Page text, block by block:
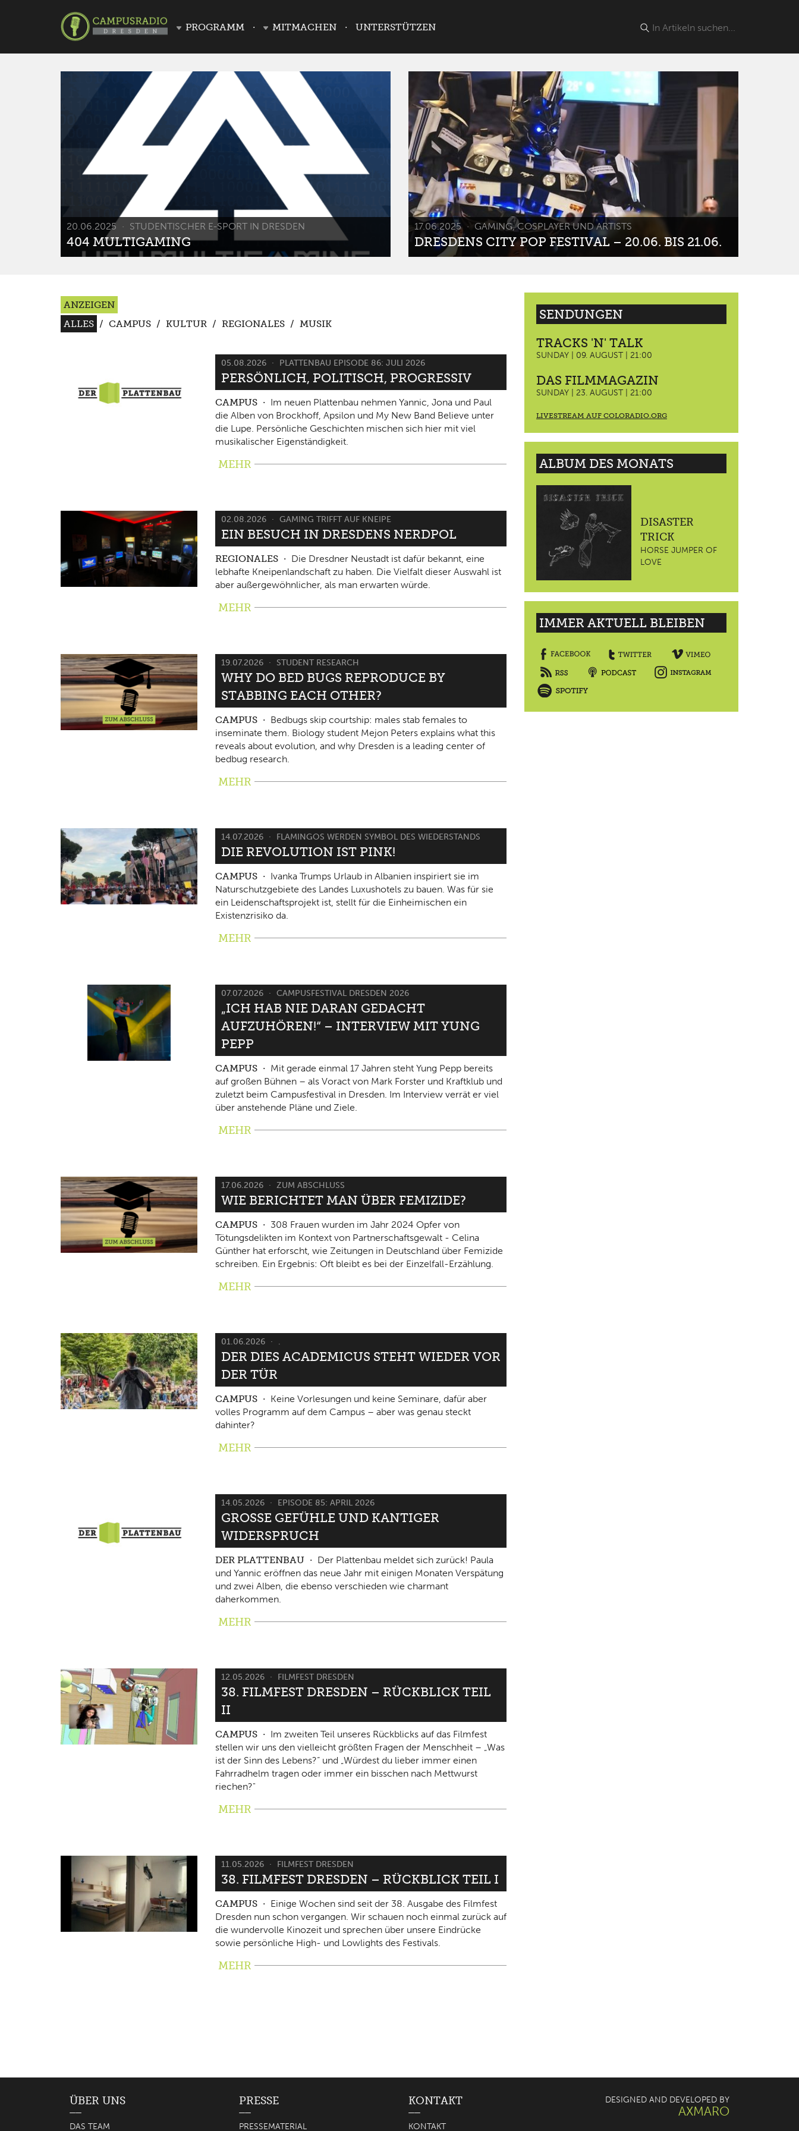
PROGRAMM MITMACHEN UNTERSTÜTZEN
20.06.2025 STUDENTISCHER E-SPORT IN DRESDEN
404 MULTIGAMING
17.06.2025 GAMING, COSPLAYER UND ARTISTS
DRESDENS CITY POP FESTIVAL – 20.06. BIS 21.06.
ANZEIGEN
ALLES / CAMPUS / KULTUR / REGIONALES / MUSIK
05.08.2026 PLATTENBAU EPISODE 86: JULI 2026
PERSÖNLICH, POLITISCH, PROGRESSIV
CAMPUS
Im neuen Plattenbau nehmen Yannic, Jona und Paul
die Alben von Brockhoff, Apsilon und My New Band Believe unter
die Lupe. Persönliche Geschichten mischen sich hier mit viel
musikalischer Eigenständigkeit.
MEHR
02.08.2026 GAMING TRIFFT AUF KNEIPE
EIN BESUCH IN DRESDENS NERDPOL
REGIONALES
Die Dresdner Neustadt ist dafür bekannt, eine
lebhafte Kneipenlandschaft zu haben. Die Vielfalt dieser Auswahl ist
aber außergewöhnlicher, als man erwarten würde.
MEHR
19.07.2026 STUDENT RESEARCH
WHY DO BED BUGS REPRODUCE BY
STABBING EACH OTHER?
CAMPUS
Bedbugs skip courtship: males stab females to
inseminate them. Biology student Mejon Peters explains what this
reveals about evolution, and why Dresden is a leading center of
bedbug research.
MEHR
14.07.2026 FLAMINGOS WERDEN SYMBOL DES WIEDERSTANDS
DIE REVOLUTION IST PINK!
CAMPUS
Ivanka Trumps Urlaub in Albanien inspiriert sie im
Naturschutzgebiete des Landes Luxushotels zu bauen. Was für sie
ein Leidenschaftsprojekt ist, stellt für die Einheimischen ein
Existenzrisiko da.
MEHR
07.07.2026 CAMPUSFESTIVAL DRESDEN 2026
„ICH HAB NIE DARAN GEDACHT
AUFZUHÖREN!“ – INTERVIEW MIT YUNG
PEPP
CAMPUS
Mit gerade einmal 17 Jahren steht Yung Pepp bereits
auf großen Bühnen – als Voract von Mark Forster und Kraftklub und
zuletzt beim Campusfestival in Dresden. Im Interview verrät er viel
über anstehende Pläne und Ziele.
MEHR
17.06.2026 ZUM ABSCHLUSS
WIE BERICHTET MAN ÜBER FEMIZIDE?
CAMPUS
308 Frauen wurden im Jahr 2024 Opfer von
Tötungsdelikten im Kontext von Partnerschaftsgewalt - Celina
Günther hat erforscht, wie Zeitungen in Deutschland über Femizide
schreiben. Ein Ergebnis: Oft bleibt es bei der Einzelfall-Erzählung.
MEHR
01.06.2026 .
DER DIES ACADEMICUS STEHT WIEDER VOR
DER TÜR
CAMPUS
Keine Vorlesungen und keine Seminare, dafür aber
volles Programm auf dem Campus – aber was genau steckt
dahinter?
MEHR
14.05.2026 EPISODE 85: APRIL 2026
GROSSE GEFÜHLE UND KANTIGER W
IDERSPRUCH
DER PLATTENBAU
Der Plattenbau meldet sich zurück! Paula
und Yannic eröffnen das neue Jahr mit einigen Monaten Verspätung
und zwei Alben, die ebenso verschieden wie charmant
daherkommen.
MEHR
12.05.2026 FILMFEST DRESDEN
38. FILMFEST DRESDEN – RÜCKBLICK TEIL
II
CAMPUS
Im zweiten Teil unseres Rückblicks auf das Filmfest
stellen wir uns den vielleicht größten Fragen der Menschheit – „Was
ist der Sinn des Lebens?“ und „Würdest du lieber immer einen
Fahrradhelm tragen oder immer ein bisschen nach Mettwurst
riechen?"
MEHR
11.05.2026 FILMFEST DRESDEN
38. FILMFEST DRESDEN – RÜCKBLICK TEIL I
CAMPUS
Einige Wochen sind seit der 38. Ausgabe des Filmfest
Dresden nun schon vergangen. Wir schauen noch einmal zurück auf
die wundervolle Kinozeit und sprechen über unsere Eindrücke
sowie persönliche High- und Lowlights des Festivals.
MEHR
SENDUNGEN
TRACKS 'N' TALK
SUNDAY | 09. AUGUST | 21:00
DAS FILMMAGAZIN
SUNDAY | 23. AUGUST | 21:00
LIVESTREAM AUF COLORADIO.ORG
ALBUM DES MONATS
DISASTER
TRICK
HORSE JUMPER OF
LOVE
IMMER AKTUELL BLEIBEN
ÜBER UNS
DAS TEAM
PRESSE
PRESSEMATERIAL
KONTAKT
KONTAKT
DESIGNED AND DEVELOPED BY
AXMARO